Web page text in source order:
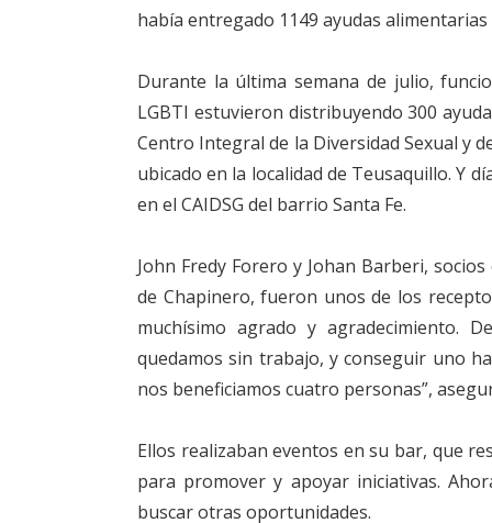
había entregado 1149 ayudas
Durante la última semana de julio,
LGBTI estuvieron distribuyendo 300
Centro Integral de la Diversidad Sexual y
ubicado en la localidad de Teusaquillo. Y
en el CAIDSG del barrio Santa Fe.
John Fredy Forero y Johan Barberi,
de Chapinero, fueron unos de los
muchísimo agrado y agradecimiento.
quedamos sin trabajo, y conseguir uno
nos beneficiamos cuatro personas”,
Ellos realizaban eventos en su bar, que
para promover y apoyar iniciativas.
buscar otras oportunidades.